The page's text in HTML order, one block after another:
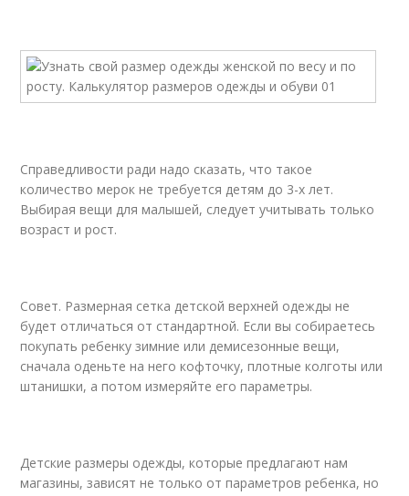
Справедливости ради надо сказать, что такое
количество мерок не требуется детям до 3-х лет.
Выбирая вещи для малышей, следует учитывать только
возраст и рост.
Совет. Размерная сетка детской верхней одежды не
будет отличаться от стандартной. Если вы собираетесь
покупать ребенку зимние или демисезонные вещи,
сначала оденьте на него кофточку, плотные колготы или
штанишки, а потом измеряйте его параметры.
Детские размеры одежды, которые предлагают нам
магазины, зависят не только от параметров ребенка, но